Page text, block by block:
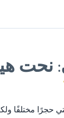
نحت
حجرًا مختلفًا